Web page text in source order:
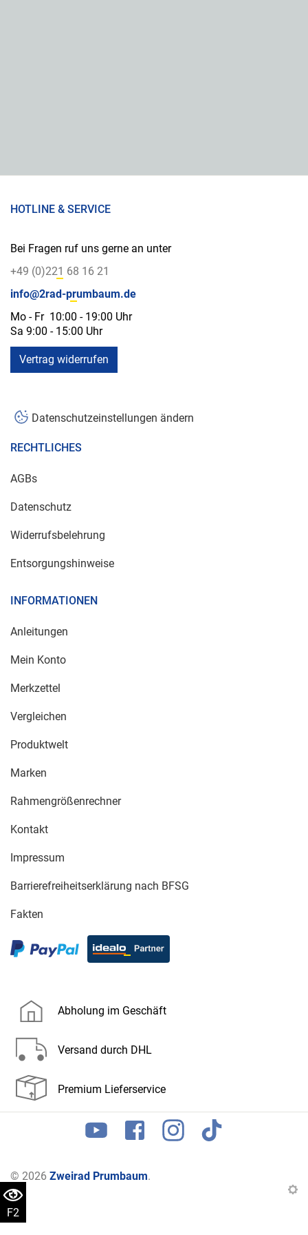
F2
HOTLINE & SERVICE
Bei Fragen ruf uns gerne an unter
+49 (0)221 68 16 21
info@2rad-prumbaum.de
Mo - Fr 10:00 - 19:00 Uhr
Sa 9:00 - 15:00 Uhr
Vertrag widerrufen
Datenschutzeinstellungen ändern
RECHTLICHES
AGBs
Datenschutz
Widerrufsbelehrung
Entsorgungshinweise
INFORMATIONEN
Anleitungen
Mein Konto
Merkzettel
Vergleichen
Produktwelt
Marken
Rahmengrößenrechner
Kontakt
Impressum
Barrierefreiheitserklärung nach BFSG
Fakten
Abholung im Geschäft
Versand durch DHL
Premium Lieferservice
© 2026 Zweirad Prumbaum.